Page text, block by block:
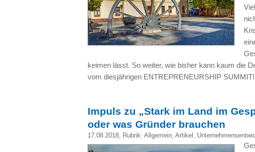
keimen lässt. So weiter, wie bisher kann kaum die
vom diesjährigen ENTREPRENEURSHIP SUMMIT!
Impuls zu „Stark im Land im
oder was Gründer brauchen
17.08.2018 , Rubrik: Allgemein Artikel